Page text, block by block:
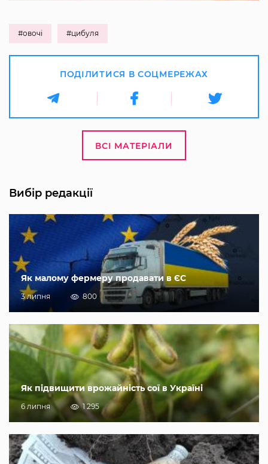
#овочі #цибуля
ПОДІЛИТИСЯ В СОЦМЕРЕЖАХ
ВСІ МАТЕРІАЛИ
Вибір редакції
Як малому фермеру продавати в ЄС
3 липня 800
Як підвищити врожайність сої в Україні
6 липня 1 295